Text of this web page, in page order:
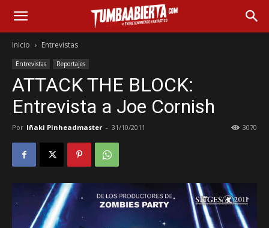
Inicio Entrevistas
Entrevistas Reportajes
ATTACK THE BLOCK:
Entrevista a Joe Cornish
Por Iñaki Pinheadmaster - 31/10/2011 3070